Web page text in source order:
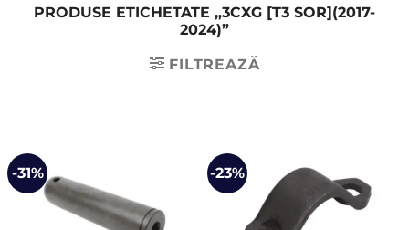
PRODUSE ETICHETATE „3CXG [T3 SOR](2017-
2024)”
FILTREAZĂ
-31% -23%